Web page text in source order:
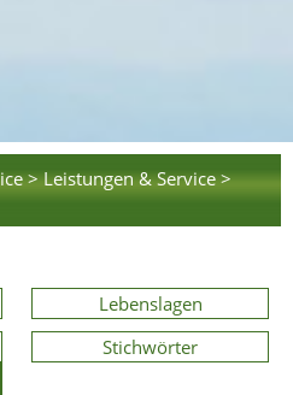
> Leistungen & Service >
Lebenslagen
Stichwörter